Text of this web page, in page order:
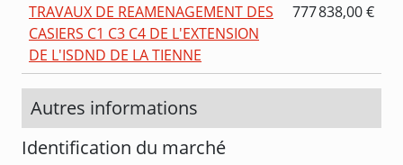
TRAVAUX DE REAMENAGEMENT DES
CASIERS C1 C3 C4 DE L'EXTENSION
DE L'ISDND DE LA TIENNE
777 838,00 €
Autres informations
Identification du marché